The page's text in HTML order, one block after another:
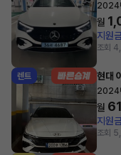
2024
월
지원
조회
렌트 현대
2024
월
지원
조회